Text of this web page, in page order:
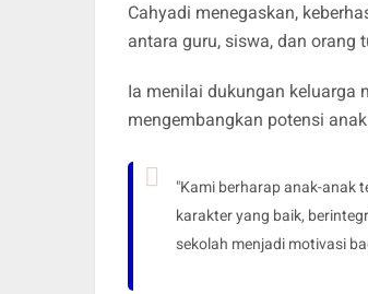
Cahyadi menegaskan,
antara guru, siswa, dan orang
Ia menilai dukungan keluarga
mengembangkan potensi
"Kami berharap anak-anak
karakter yang baik,
sekolah menjadi motivasi